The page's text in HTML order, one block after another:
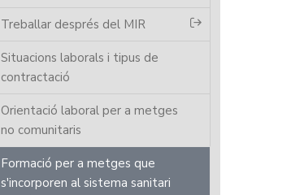
Treballar després del MIR
Situacions laborals i tipus de
contractació
Orientació laboral per a metges
no comunitaris
Formació per a metges que
s'incorporen al sistema sanitari